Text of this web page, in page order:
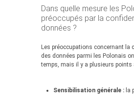
Dans quelle mesure les
préoccupés par la
données ?
Les préoccupations concernant la
des données parmi les Polonais
temps, mais il y a plusieurs points
Sensibilisation générale : la